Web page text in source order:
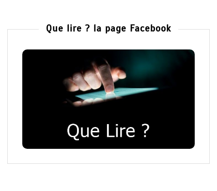
Que lire ? la page Facebook